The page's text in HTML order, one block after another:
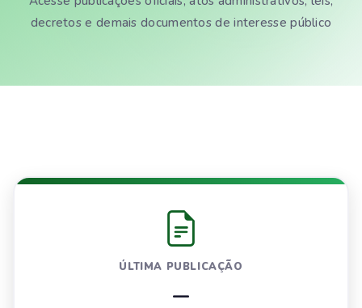
decretos e demais documentos de interesse público
ÚLTIMA PUBLICAÇÃO
—